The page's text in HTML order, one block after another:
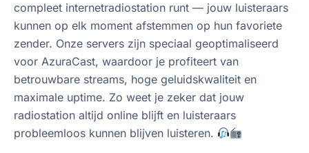
compleet internetradiostation runt — jouw luisteraars
kunnen op elk moment afstemmen op hun favoriete
zender. Onze servers zijn speciaal geoptimaliseerd
voor AzuraCast, waardoor je profiteert van
betrouwbare streams, hoge geluidskwaliteit en
maximale uptime. Zo weet je zeker dat jouw
radiostation altijd online blijft en luisteraars
probleemloos kunnen blijven luisteren.